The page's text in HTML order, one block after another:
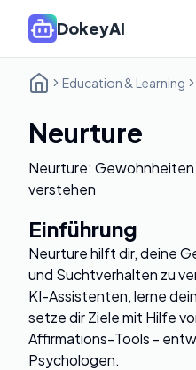
DokeyAI
Education & Learning
Neurture
Neurture:
verstehen
Einführung
Neurture hilft dir, deine
und Suchtverhalten zu
KI-Assistenten, lerne
setze dir Ziele mit Hilfe
Affirmations-Tools -
Psychologen.